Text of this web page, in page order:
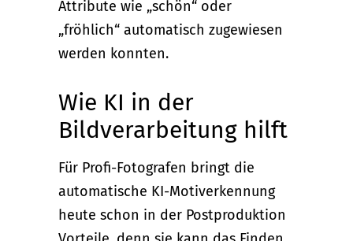
Attribute wie „schön“ oder
„fröhlich“ automatisch zugewiesen
werden konnten.
Wie KI in der
Bildverarbeitung hilft
Für Profi-Fotografen bringt die
automatische KI-Motiverkennung
heute schon in der Postproduktion